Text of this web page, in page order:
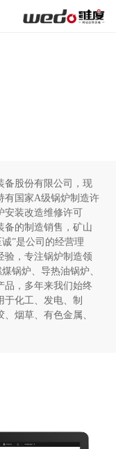
备股份有限公司，现
有国家A级锅炉制造许
安装改造维修许可
备的制造销售，矿山
”是公司的经营理
验，专注锅炉制造领
锅炉、导热油锅炉、
品，多年来我们始终
于化工、发电、制
烟草、有色金属、